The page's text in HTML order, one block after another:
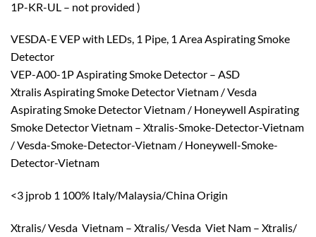
1P-KR-UL – not provided )
VESDA-E VEP with LEDs, 1 Pipe, 1 Area Aspirating Smoke
Detector
VEP-A00-1P Aspirating Smoke Detector – ASD
Xtralis Aspirating Smoke Detector Vietnam / Vesda
Aspirating Smoke Detector Vietnam / Honeywell Aspirating
Smoke Detector Vietnam – Xtralis-Smoke-Detector-Vietnam
/ Vesda-Smoke-Detector-Vietnam / Honeywell-Smoke-
Detector-Vietnam
<3 jprob 1 100% Italy/Malaysia/China Origin
Xtralis/ Vesda Vietnam – Xtralis/ Vesda Viet Nam – Xtralis/